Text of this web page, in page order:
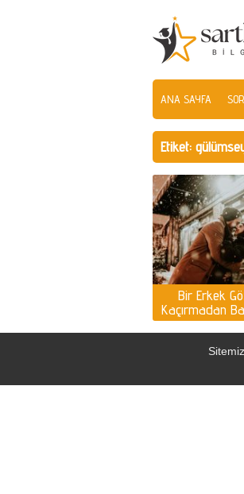
ANA SAYFA
Etiket:
Bir Erkek
Kaçırmadan
Aşık erkek
kaçırır